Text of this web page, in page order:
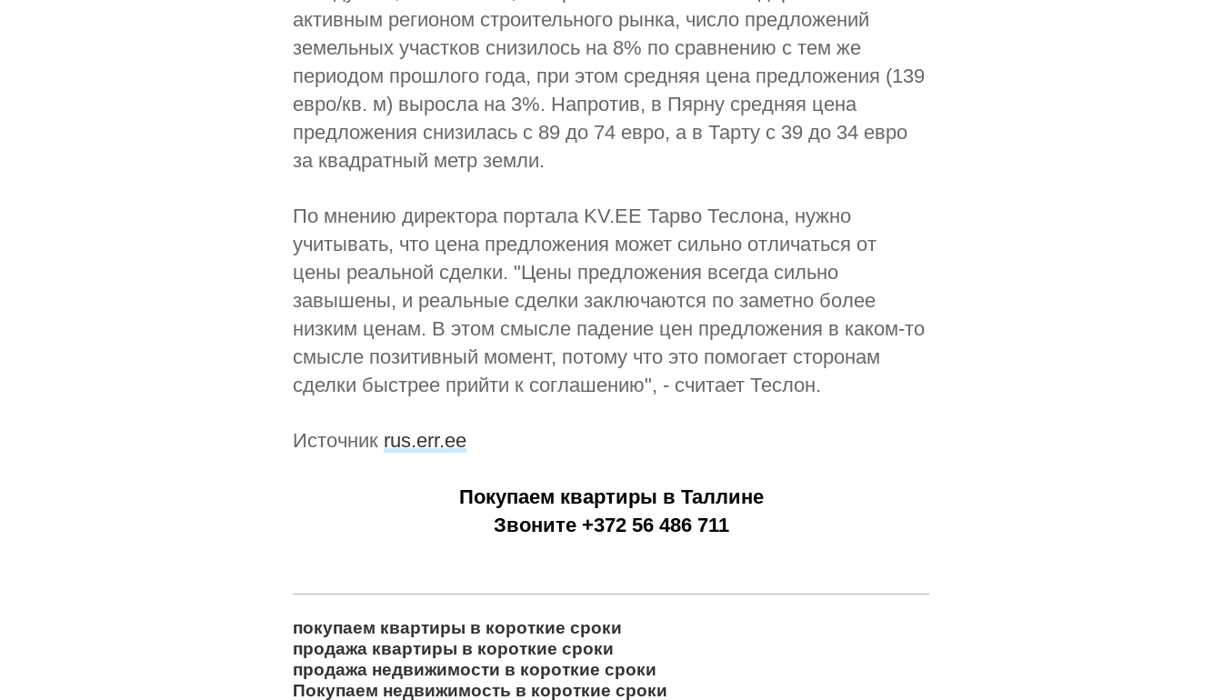
активным регионом строительного рынка, число предложений
земельных участков снизилось на 8% по сравнению с тем же
периодом прошлого года, при этом средняя цена предложения (139
евро/кв. м) выросла на 3%. Напротив, в Пярну средняя цена
предложения снизилась с 89 до 74 евро, а в Тарту с 39 до 34 евро
за квадратный метр земли.
По мнению директора портала KV.EE Тарво Теслона, нужно
учитывать, что цена предложения может сильно отличаться от
цены реальной сделки. "Цены предложения всегда сильно
завышены, и реальные сделки заключаются по заметно более
низким ценам. В этом смысле падение цен предложения в каком-то
смысле позитивный момент, потому что это помогает сторонам
сделки быстрее прийти к соглашению", - считает Теслон.
Источник rus.err.ee
Покупаем квартиры в Таллине
Звоните +372 56 486 711
покупаем квартиры в короткие сроки
продажа квартиры в короткие сроки
продажа недвижимости в короткие сроки
Покупаем недвижимость в короткие сроки